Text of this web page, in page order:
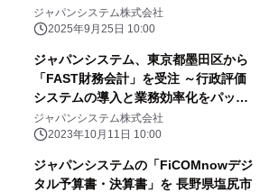
ジャパンシステム株式会社
2025年9月25日 10:00
ジャパンシステム、東京都墨田区から
「FAST財務会計」を受注 ～行政評価
システムの導入と業務効率化をパッケ
ージで実現～
ジャパンシステム株式会社
2023年10月11日 10:00
ジャパンシステムの「FiCOMnowデジ
タル予算書・決算書」を 長野県塩尻市